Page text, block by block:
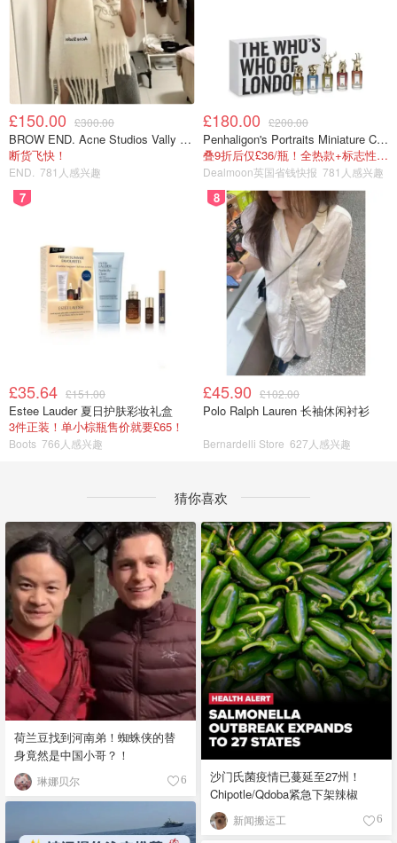
£150.00 £300.00
BROW END. Acne Studios Vally 刺绣围巾 白色
断货飞快！
END. 781人感兴趣
£180.00 £200.00
Penhaligon's Portraits Miniature Collection 香氛套装 5瓶装
叠9折后仅£36/瓶！全热款+标志性兽首头
Dealmoon英国省钱快报 781人感兴趣
7
£35.64 £151.00
Estee Lauder 夏日护肤彩妆礼盒
3件正装！单小棕瓶售价就要£65！
Boots 766人感兴趣
8
£45.90 £102.00
Polo Ralph Lauren 长袖休闲衬衫
Bernardelli Store 627人感兴趣
猜你喜欢
荷兰豆找到河南弟！蜘蛛侠的替
身竟然是中国小哥？！
琳娜贝尔 6
沙门氏菌疫情已蔓延至27州！
Chipotle/Qdoba紧急下架辣椒
新闻搬运工 6